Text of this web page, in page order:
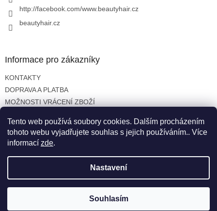
Tento web používá soubory cookies. Dalším procházením
tohoto webu vyjadřujete souhlas s jejich používáním.. Více
informací zde.
Nastavení
Souhlasím
http://facebook.com/www.beautyhair.cz
beautyhair.cz
Informace pro zákazníky
KONTAKTY
DOPRAVA A PLATBA
MOŽNOSTI VRÁCENÍ ZBOŽÍ
OCHRANA OSOBNÍCH ÚDAJŮ
Vytvořil Shoptet
beautyhair.cz. Všechna práva vyhrazena.